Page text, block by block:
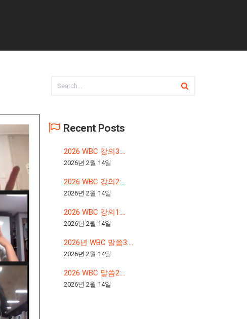
Recent Posts
2026 WBC 강의3:...
2026년 2월 14일
2026 WBC 강의2:...
2026년 2월 14일
2026 WBC 강의1:...
2026년 2월 14일
2026년 WBC 말씀3:...
2026년 2월 14일
2026 WBC 말씀2:...
2026년 2월 14일